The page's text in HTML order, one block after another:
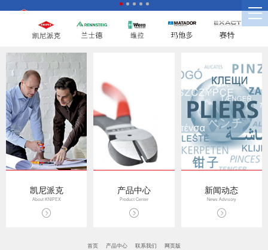
凯尼派克
About KNIPEX
产品中心
Product Center
新闻动态
News Advisory
首页 产品中心 联系我们 网页版